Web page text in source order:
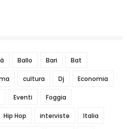
Ballo Bari Bat
cultura Dj Economia
Eventi Foggia
Hip Hop interviste Italia